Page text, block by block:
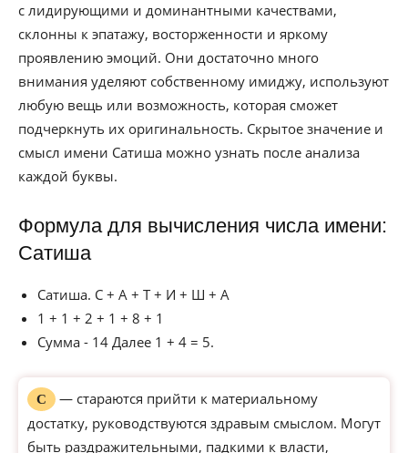
с лидирующими и доминантными качествами,
склонны к эпатажу, восторженности и яркому
проявлению эмоций. Они достаточно много
внимания уделяют собственному имиджу, используют
любую вещь или возможность, которая сможет
подчеркнуть их оригинальность. Скрытое значение и
смысл имени Сатиша можно узнать после анализа
каждой буквы.
Формула для вычисления числа имени:
Сатиша
Сатиша. С + А + Т + И + Ш + А
1 + 1 + 2 + 1 + 8 + 1
Сумма - 14 Далее 1 + 4 = 5.
С
— стараются прийти к материальному
достатку, руководствуются здравым смыслом. Могут
быть раздражительными, падкими к власти,